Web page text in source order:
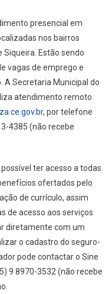
presencial em
nos bairros
Estão sendo
vagas de emprego e
A Secretaria Municipal do
atendimento remoto
, por telefone
4385 (não recebe
ter acesso a todas
ofertados pelo
de currículo, assim
de acesso aos serviços
diretamente com um
o cadastro do seguro-
pode contactar o Sine
9 8970-3532 (não recebe